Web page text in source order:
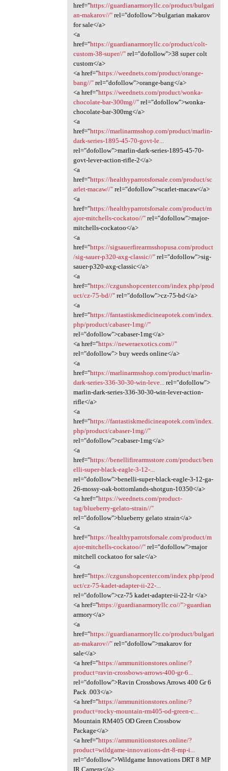
href="https://guardianarmoryllc.co/product/bulgari
an-makarov//"rel="dofollow">bulgarian makarov
for sale</a>
<a
href="https://guardianarmoryllc.co/product/colt-
custom-38-super//"rel="dofollow">38 super colt
custom</a>
<a href="https://weednets.com/product/orange-
bang//"rel="dofollow">orange-bang</a>
<a href="https://weednets.com/product/wonka-
chocolate-bar-300mg//"rel="dofollow">wonka-
chocolate-bar-300mg</a>
<a
href="https://marlinarmsshop.com/product/marlin-
dark-series-1895-45-70-govt-le...
rel="dofollow">marlin-dark-series-1895-45-70-
govt-lever-action-rifle-2</a>
<a
href="https://healthyparrotsforsale.com/product/sc
arlet-macaw//"rel="dofollow">scarlet-macaw</a>
<a
href="https://healthyparrotsforsale.com/product/m
ajor-mitchells-cockatoo//"rel="dofollow">major-
mitchells-cockatoo</a>
<a
href="https://sigsauerfirearmsshopusa.com/product
/sig-sauer-p320-axg-classic//"rel="dofollow">sig-
sauer-p320-axg-classic</a>
<a
href="https://czgunshopcenter.com/index.php/prod
uct/cz-75-bd//"rel="dofollow">cz-75-bd</a>
<a
href="https://fantastiskmedicineapotek.com/index.
php/product/cabaser-1mg//"
rel="dofollow">cabaser-1mg</a>
<a href="https://neweraexotics.com//"
rel="dofollow"> buy weeds online</a>
<a
href="https://marlinarmsshop.com/product/marlin-
dark-series-336-30-30-win-leve...
rel="dofollow">
marlin-dark-series-336-30-30-win-lever-action-
rifle</a>
<a
href="https://fantastiskmedicineapotek.com/index.
php/product/cabaser-1mg//"
rel="dofollow">cabaser-1mg</a>
<a
href="https://benellifirearmsstore.com/product/ben
elli-super-black-eagle-3-12-...
rel="dofollow">benelli-super-black-eagle-3-12-ga-
26-mossy-oak-bottomlands-shotgun-10350</a>
<a href="https://weednets.com/product-
tag/blueberry-gelato-strain//"
rel="dofollow">blueberry gelato strain</a>
<a
href="https://healthyparrotsforsale.com/product/m
ajor-mitchells-cockatoo//"rel="dofollow">major
mitchell cockatoo for sale</a>
<a
href="https://czgunshopcenter.com/index.php/prod
uct/cz-75-kadet-adapter-ii-22-...
rel="dofollow">cz-75 kadet-adapter-ii-22-lr </a>
<a href=''https://guardianarmoryllc.co//">guardian
armory</a>
<a
href="https://guardianarmoryllc.co/product/bulgari
an-makarov//"rel="dofollow">makarov for
sale</a>
<a href="https://ammunitionstores.online/?
product=ravin-crossbows-arrows-400-gr-6...
rel="dofollow">Ravin Crossbows Arrows 400 Gr 6
Pack .003</a>
<a href="https://ammunitionstores.online/?
product=rocky-mountain-rm405-od-green-c...
Mountain RM405 OD Green Crossbow
Package</a>
<a href="https://ammunitionstores.online/?
product=wildgame-innovations-drt-8-mp-i...
rel="dofollow">Wildgame Innovations DRT 8 MP
IR Camera</a>